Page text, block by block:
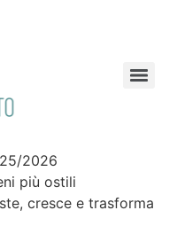
2026
più ostili
cresce e trasforma